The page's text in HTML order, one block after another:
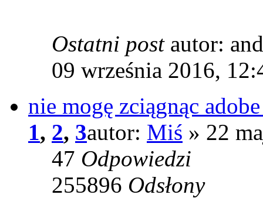
Ostatni post autor:
09 września 2016,
nie mogę zciągnąc
1, 2, 3autor: Miś » 22
47 Odpowiedzi
255896 Odsłony